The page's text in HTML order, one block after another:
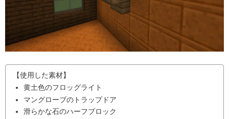
【使用した素材】
黄土色のフロッグライト
マングローブのトラップドア
滑らかな石のハーフブロック